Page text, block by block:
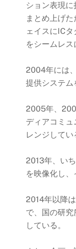
ション表現
まとめ上げ
ェイスにIC
をシームレス
2004年には
提供システム
2005年、
ディアコミ
レンジしてい
2013年、い
を映像化し、
2014年以降
で、国の研
している。